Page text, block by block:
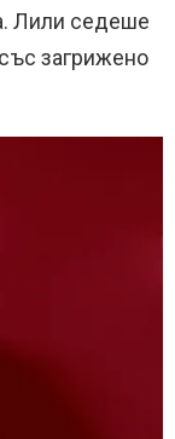
Лили седеше
загрижено